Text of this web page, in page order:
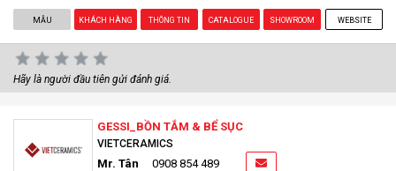
MẪU KHÁCH HÀNG THÔNG TIN CATALOGUE SHOWROOM WEBSITE
Hãy là người đầu tiên gửi đánh giá.
GESSI_BỒN TẮM & BỂ SỤC
VIETCERAMICS
Mr. Tân 0908 854 489